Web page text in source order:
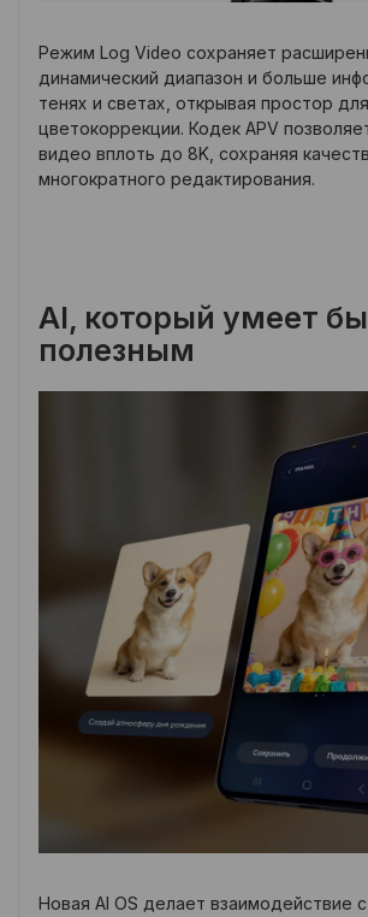
Режим Log Video сохраняет
динамический диапазон и больше
тенях и светах, открывая простор для
цветокоррекции. Кодек APV
видео вплоть до 8K, сохраняя
многократного редактирования.
AI, который умеет
полезным
Новая AI OS делает взаимодействие с